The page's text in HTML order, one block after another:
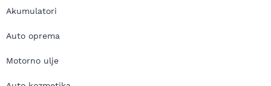
Akumulatori
Auto oprema
Motorno ulje